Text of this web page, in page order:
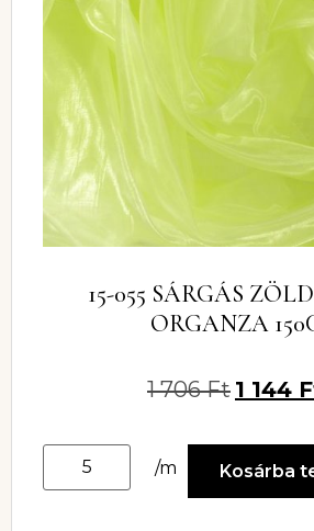
15-055 SÁRGÁS
ORGANZA
1 706Ft 1 144
/m Kosárba